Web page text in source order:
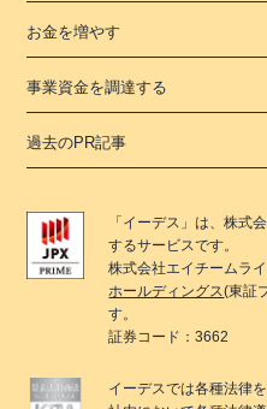
お金を増やす
事業資金を調達する
過去のPR記事
「 イーデス 」は、株式
するサービスです。
株式会社エイチームラ
ホールディングス(東証
す。
証券コード：3662
イーデスでは各種法律